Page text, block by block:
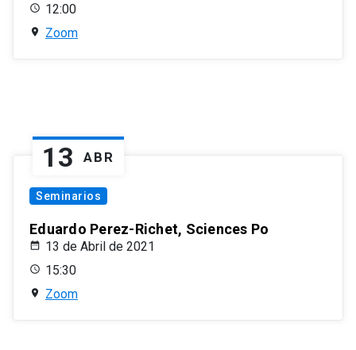
12:00
Zoom
13 ABR
Seminarios
Eduardo Perez-Richet, Sciences Po
13 de Abril de 2021
15:30
Zoom